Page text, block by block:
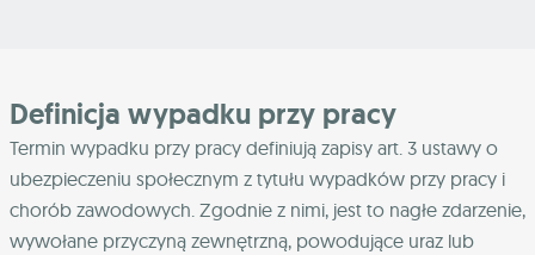
Definicja wypadku przy pracy
Termin wypadku przy pracy definiują zapisy art. 3 ustawy o
ubezpieczeniu społecznym z tytułu wypadków przy pracy i
chorób zawodowych. Zgodnie z nimi, jest to nagłe zdarzenie,
wywołane przyczyną zewnętrzną, powodujące uraz lub